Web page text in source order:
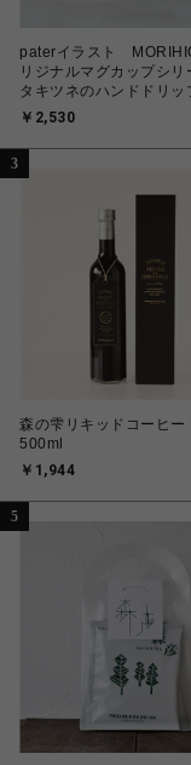
paterイラスト
リジナルマグカップシリ
タキツネのハンドドリッ
￥2,530
3
森の雫リキッドコーヒー
500ml
￥1,944
5